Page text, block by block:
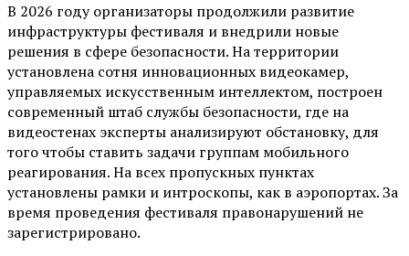
В 2026 году организаторы продолжили развитие
инфраструктуры фестиваля и внедрили новые
решения в сфере безопасности. На территории
установлена сотня инновационных видеокамер,
управляемых искусственным интеллектом, построен
современный штаб службы безопасности, где на
видеостенах эксперты анализируют обстановку, для
того чтобы ставить задачи группам мобильного
реагирования. На всех пропускных пунктах
установлены рамки и интроскопы, как в аэропортах. За
время проведения фестиваля правонарушений не
зарегистрировано.